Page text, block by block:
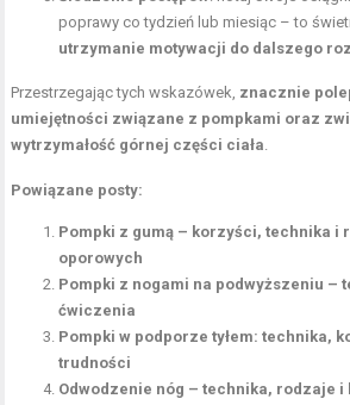
poprawy co tydzień lub miesiąc – to
utrzymanie motywacji do dalszego
Przestrzegając tych wskazówek, znacznie
umiejętności związane z pompkami oraz
wytrzymałość górnej części ciała.
Powiązane posty:
Pompki z gumą – korzyści, technika i
oporowych
Pompki z nogami na podwyższeniu –
ćwiczenia
Pompki w podporze tyłem: technika,
trudności
Odwodzenie nóg – technika, rodzaje i